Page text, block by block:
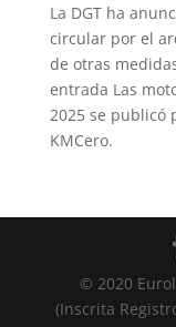
La DGT ha
circular por el
de otras
entrada Las
2025 se publicó
KMCero.
© 2020
(Inscrita